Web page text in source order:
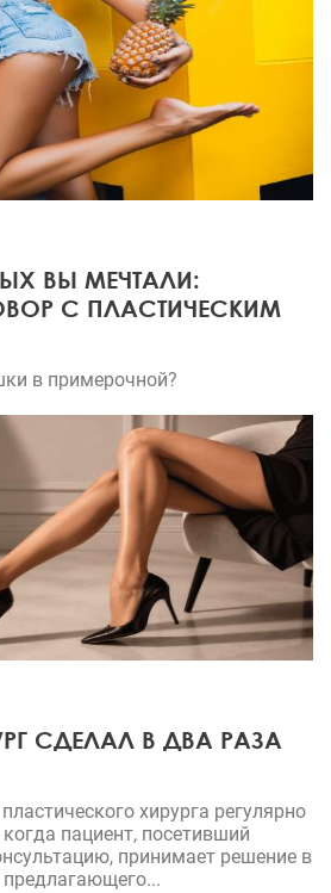
ВЫ МЕЧТАЛИ:
С ПЛАСТИЧЕСКИМ
в примерочной?
СДЕЛАЛ В ДВА РАЗА
хирурга регулярно
пациент, посетивший
принимает решение в
предлагающего...